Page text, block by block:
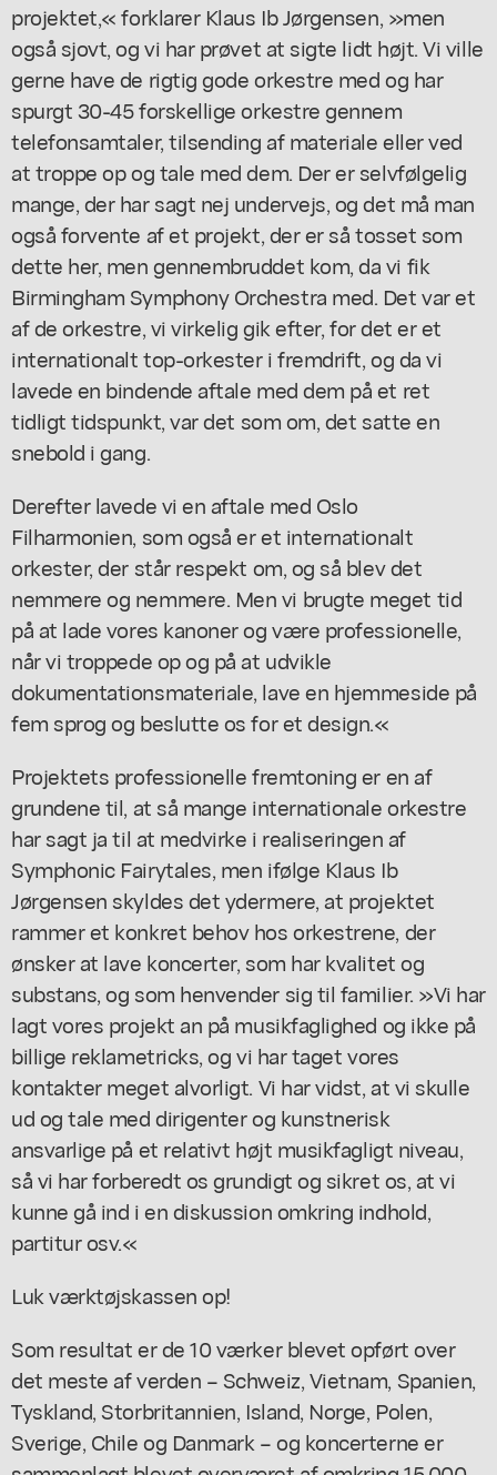
projektet,« forklarer Klaus Ib Jørgensen, »men
også sjovt, og vi har prøvet at sigte lidt højt. Vi ville
gerne have de rigtig gode orkestre med og har
spurgt 30-45 forskellige orkestre gennem
telefonsamtaler, tilsending af materiale eller ved
at troppe op og tale med dem. Der er selvfølgelig
mange, der har sagt nej undervejs, og det må man
også forvente af et projekt, der er så tosset som
dette her, men gennembruddet kom, da vi fik
Birmingham Symphony Orchestra med. Det var et
af de orkestre, vi virkelig gik efter, for det er et
internationalt top-orkester i fremdrift, og da vi
lavede en bindende aftale med dem på et ret
tidligt tidspunkt, var det som om, det satte en
snebold i gang.
Derefter lavede vi en aftale med Oslo
Filharmonien, som også er et internationalt
orkester, der står respekt om, og så blev det
nemmere og nemmere. Men vi brugte meget tid
på at lade vores kanoner og være professionelle,
når vi troppede op og på at udvikle
dokumentationsmateriale, lave en hjemmeside på
fem sprog og beslutte os for et design.«
Projektets professionelle fremtoning er en af
grundene til, at så mange internationale orkestre
har sagt ja til at medvirke i realiseringen af
Symphonic Fairytales, men ifølge Klaus Ib
Jørgensen skyldes det ydermere, at projektet
rammer et konkret behov hos orkestrene, der
ønsker at lave koncerter, som har kvalitet og
substans, og som henvender sig til familier. »Vi har
lagt vores projekt an på musikfaglighed og ikke på
billige reklametricks, og vi har taget vores
kontakter meget alvorligt. Vi har vidst, at vi skulle
ud og tale med dirigenter og kunstnerisk
ansvarlige på et relativt højt musikfagligt niveau,
så vi har forberedt os grundigt og sikret os, at vi
kunne gå ind i en diskussion omkring indhold,
partitur osv.«
Luk værktøjskassen op!
Som resultat er de 10 værker blevet opført over
det meste af verden – Schweiz, Vietnam, Spanien,
Tyskland, Storbritannien, Island, Norge, Polen,
Sverige, Chile og Danmark – og koncerterne er